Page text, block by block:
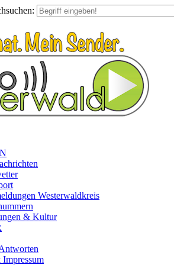
Westerwaldkreis
& Kultur